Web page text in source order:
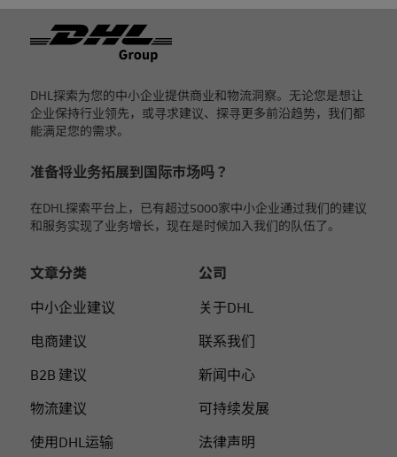
DHL探索为您的中小企业提供商业和物流洞察。无论您是想让
企业保持行业领先，或寻求建议、探寻更多前沿趋势，我们都
能满足您的需求。
准备将业务拓展到国际市场吗？
在DHL探索平台上，已有超过5000家中小企业通过我们的建议
和服务实现了业务增长，现在是时候加入我们的队伍了。
文章分类
中小企业建议
电商建议
B2B 建议
物流建议
使用DHL运输
公司
关于DHL
联系我们
新闻中心
可持续发展
法律声明